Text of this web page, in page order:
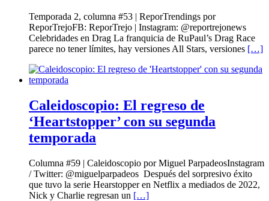
Temporada 2, columna #53 | ReporTrendings por
ReporTrejoFB: ReporTrejo | Instagram: @reportrejonews
Celebridades en Drag La franquicia de RuPaul’s Drag Race
parece no tener límites, hay versiones All Stars, versiones […]
Caleidoscopio: El regreso de
‘Heartstopper’ con su segunda
temporada
Columna #59 | Caleidoscopio por Miguel ParpadeosInstagram
/ Twitter: @miguelparpadeos Después del sorpresivo éxito
que tuvo la serie Hearstopper en Netflix a mediados de 2022,
Nick y Charlie regresan un […]